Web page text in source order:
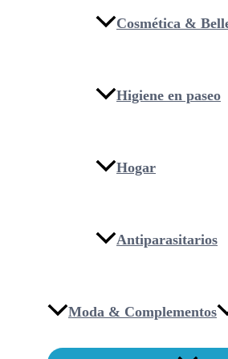
Cosmética &
Higiene en paseo
Hogar
Antiparasitarios
Moda & Complementos